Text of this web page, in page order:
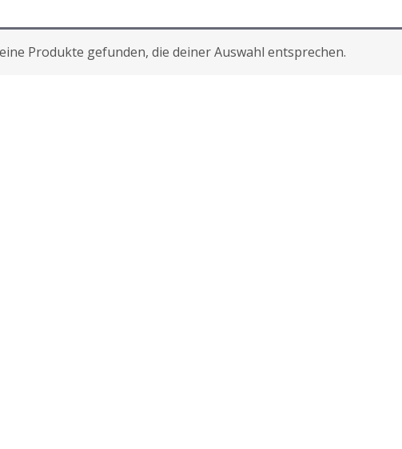
Produkte gefunden, die deiner Auswahl entsprechen.